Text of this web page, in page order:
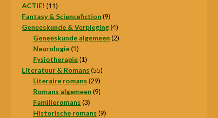
ACTIE! 1111
producten
Fantasy & Sciencefiction 99
producten
Geneeskunde & Verpleging 44
producten
Geneeskunde algemeen 22
Neurologie 11
product
Fysiotherapie 11
product
Literatuur & Romans 5555
Literaire romans 2929
producten
Romans algemeen 99
Familieromans 33
producten
Historische romans 99